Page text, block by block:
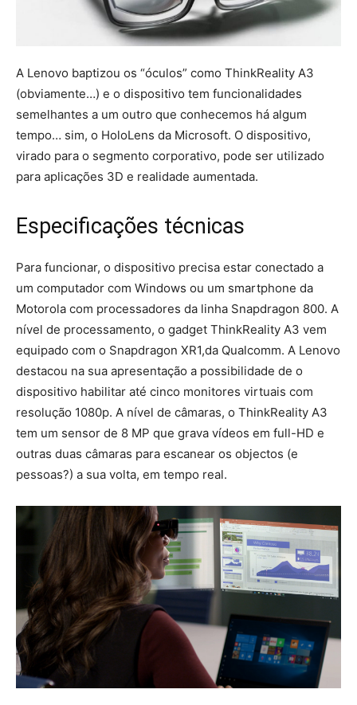
A Lenovo baptizou os “óculos” como ThinkReality A3
(obviamente…) e o dispositivo tem funcionalidades
semelhantes a um outro que conhecemos há algum
tempo… sim, o HoloLens da Microsoft. O dispositivo,
virado para o segmento corporativo, pode ser utilizado
para aplicações 3D e realidade aumentada.
Especificações técnicas
Para funcionar, o dispositivo precisa estar conectado a
um computador com Windows ou um smartphone da
Motorola com processadores da linha Snapdragon 800. A
nível de processamento, o gadget ThinkReality A3 vem
equipado com o Snapdragon XR1,da Qualcomm. A Lenovo
destacou na sua apresentação a possibilidade de o
dispositivo habilitar até cinco monitores virtuais com
resolução 1080p. A nível de câmaras, o ThinkReality A3
tem um sensor de 8 MP que grava vídeos em full-HD e
outras duas câmaras para escanear os objectos (e
pessoas?) a sua volta, em tempo real.